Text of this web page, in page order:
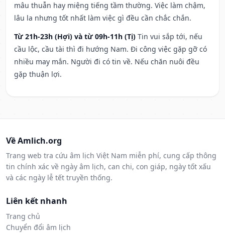
mâu thuẫn hay miệng tiếng tầm thường. Việc làm chậm,
lâu la nhưng tốt nhất làm việc gì đều cần chắc chắn.
Từ 21h-23h (Hợi) và từ 09h-11h (Tị) Tin vui sắp tới, nếu
cầu lộc, cầu tài thì đi hướng Nam. Đi công việc gặp gỡ có
nhiều may mắn. Người đi có tin về. Nếu chăn nuôi đều
gặp thuận lợi.
Về Amlich.org
Trang web tra cứu âm lịch Việt Nam miễn phí, cung cấp thông
tin chính xác về ngày âm lịch, can chi, con giáp, ngày tốt xấu
và các ngày lễ tết truyền thống.
Liên kết nhanh
Trang chủ
Chuyển đổi âm lịch